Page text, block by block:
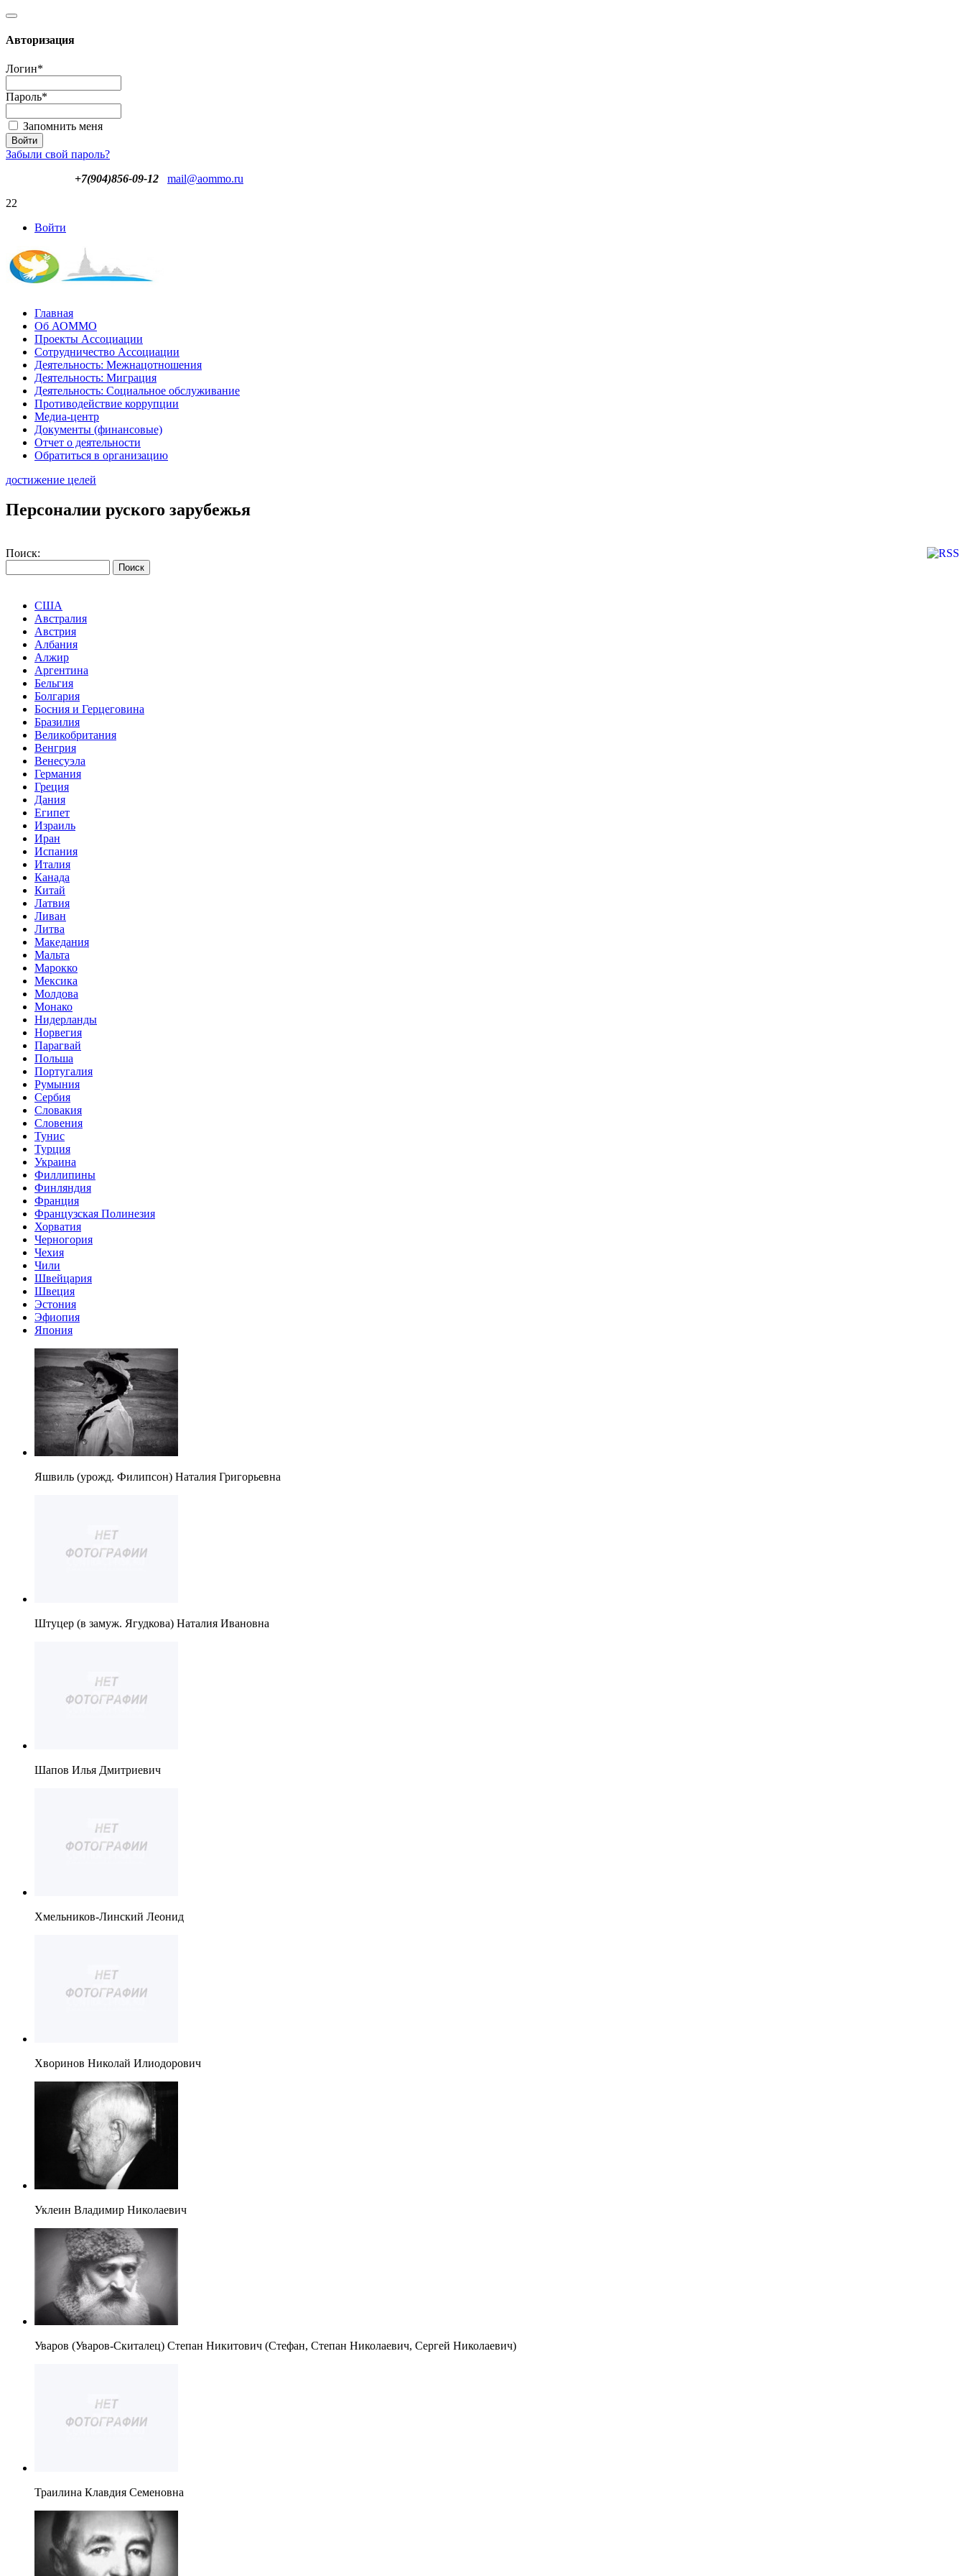
Авторизация
Логин*
Пароль*
Запомнить меня
Забыли свой пароль?
+7(904)856-09-12
mail@aommo.ru
22
Войти
Главная
Об АОММО
Проекты Ассоциации
Сотрудничество Ассоциации
Деятельность: Межнацотношения
Деятельность: Миграция
Деятельность: Социальное обслуживание
Противодействие коррупции
Медиа-центр
Документы (финансовые)
Отчет о деятельности
Обратиться в организацию
достижение целей
Персоналии руского зарубежья
Поиск:
США
Австралия
Австрия
Албания
Алжир
Аргентина
Бельгия
Болгария
Босния и Герцеговина
Бразилия
Великобритания
Венгрия
Венесуэла
Германия
Греция
Дания
Египет
Израиль
Иран
Испания
Италия
Канада
Китай
Латвия
Ливан
Литва
Македания
Мальта
Марокко
Мексика
Молдова
Монако
Нидерланды
Норвегия
Парагвай
Польша
Португалия
Румыния
Сербия
Словакия
Словения
Тунис
Турция
Украина
Филлипины
Финляндия
Франция
Французская Полинезия
Хорватия
Черногория
Чехия
Чили
Швейцария
Швеция
Эстония
Эфиопия
Япония
Яшвиль (урожд. Филипсон) Наталия Григорьевна
Штуцер (в замуж. Ягудкова) Наталия Ивановна
Шапов Илья Дмитриевич
Хмельников-Линский Леонид
Хворинов Николай Илиодорович
Уклеин Владимир Николаевич
Уваров (Уваров-Скиталец) Степан Никитович (Стефан, Степан Николаевич, Сергей Николаевич)
Траилина Клавдия Семеновна